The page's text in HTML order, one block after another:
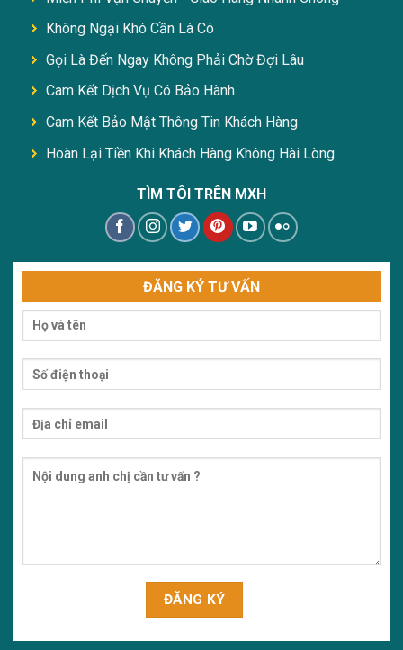
Không Ngại Khó Cần Là Có
Gọi Là Đến Ngay Không Phải Chờ Đợi Lâu
Cam Kết Dịch Vụ Có Bảo Hành
Cam Kết Bảo Mật Thông Tin Khách Hàng
Hoàn Lại Tiền Khi Khách Hàng Không Hài Lòng
TÌM TÔI TRÊN MXH
ĐĂNG KÝ TƯ VẤN